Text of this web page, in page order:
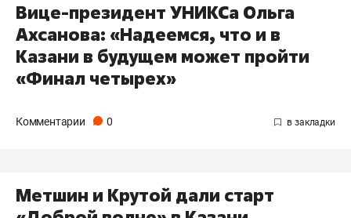
Вице-президент УНИКСа Ольга
Ахсанова: «Надеемся, что и в
Казани в будущем может пройти
«Финал четырех»
Комментарии 0
Метшин и Крутой дали старт